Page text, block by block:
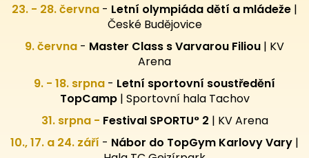
23. - 28. června - Letní olympiáda dětí a mládeže |
České Budějovice
9. června - Master Class s Varvarou Filiou | KV
Arena
9. - 18. srpna - Letní sportovní soustředění
TopCamp| Sportovní hala Tachov
31. srpna - Festival SPORTU° 2 | KV Arena
10., 17. a 24. září - Nábor do TopGym Karlovy Vary |